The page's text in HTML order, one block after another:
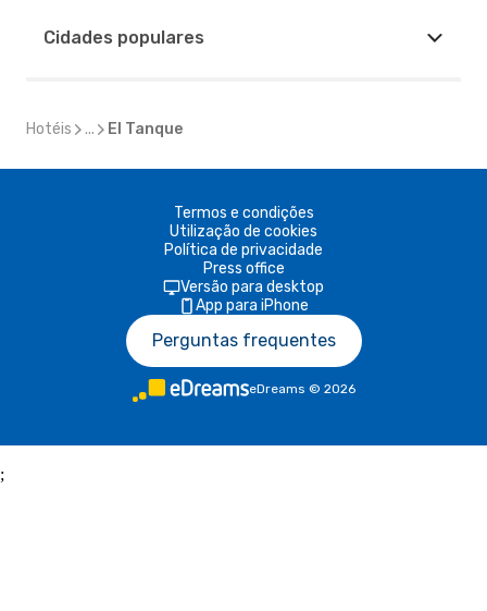
Cidades populares
Hotéis ... El Tanque
Termos e condições
Utilização de cookies
Política de privacidade
Press office
Versão para desktop
App para iPhone
Perguntas frequentes
eDreams © 2026
;